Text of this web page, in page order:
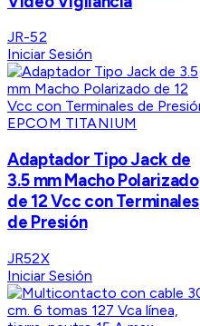
JR-52
Iniciar Sesión
EPCOM TITANIUM
Adaptador Tipo Jack de
3.5 mm Macho Polarizado
de 12 Vcc con Terminales
de Presión
JR52X
Iniciar Sesión